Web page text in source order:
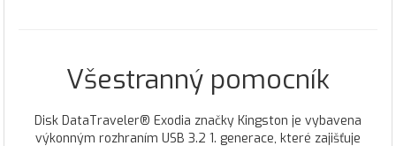
Všestranný pomocník
Disk DataTraveler® Exodia značky Kingston je vybavena
výkonným rozhraním USB 3.2 1. generace, které zajišťuje